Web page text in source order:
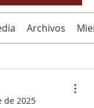
Archivos
de 2025